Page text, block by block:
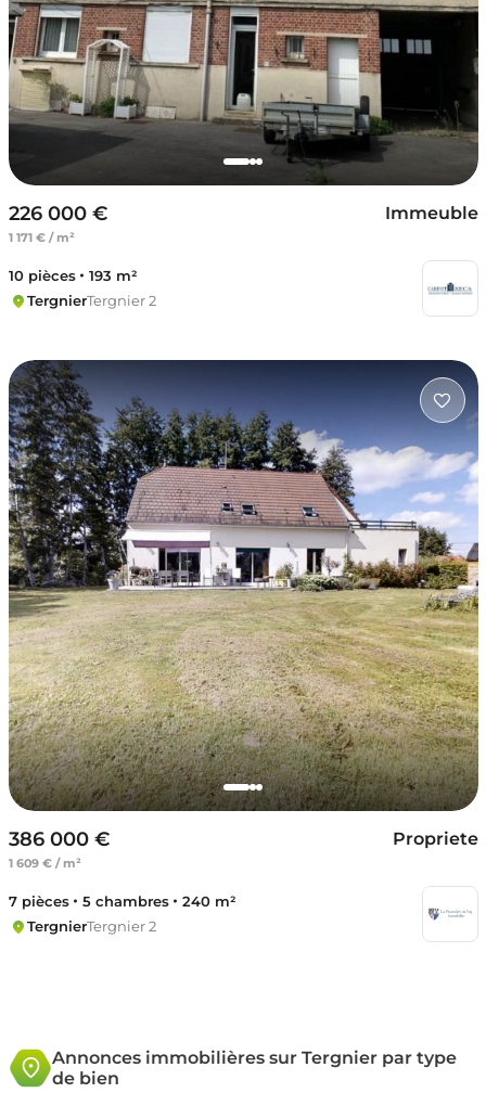
226 000 €
1 171 € / m²
Immeuble
10 pièces
193 m²
TergnierTergnier 2
386 000 €
1 609 € / m²
Propriete
7 pièces 5 chambres
240 m²
TergnierTergnier 2
Annonces immobilières sur Tergnier par type
de bien